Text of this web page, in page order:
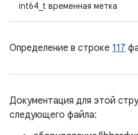
int64_t временная метка
Определение в строке 117
Документация для этой
следующего файла: